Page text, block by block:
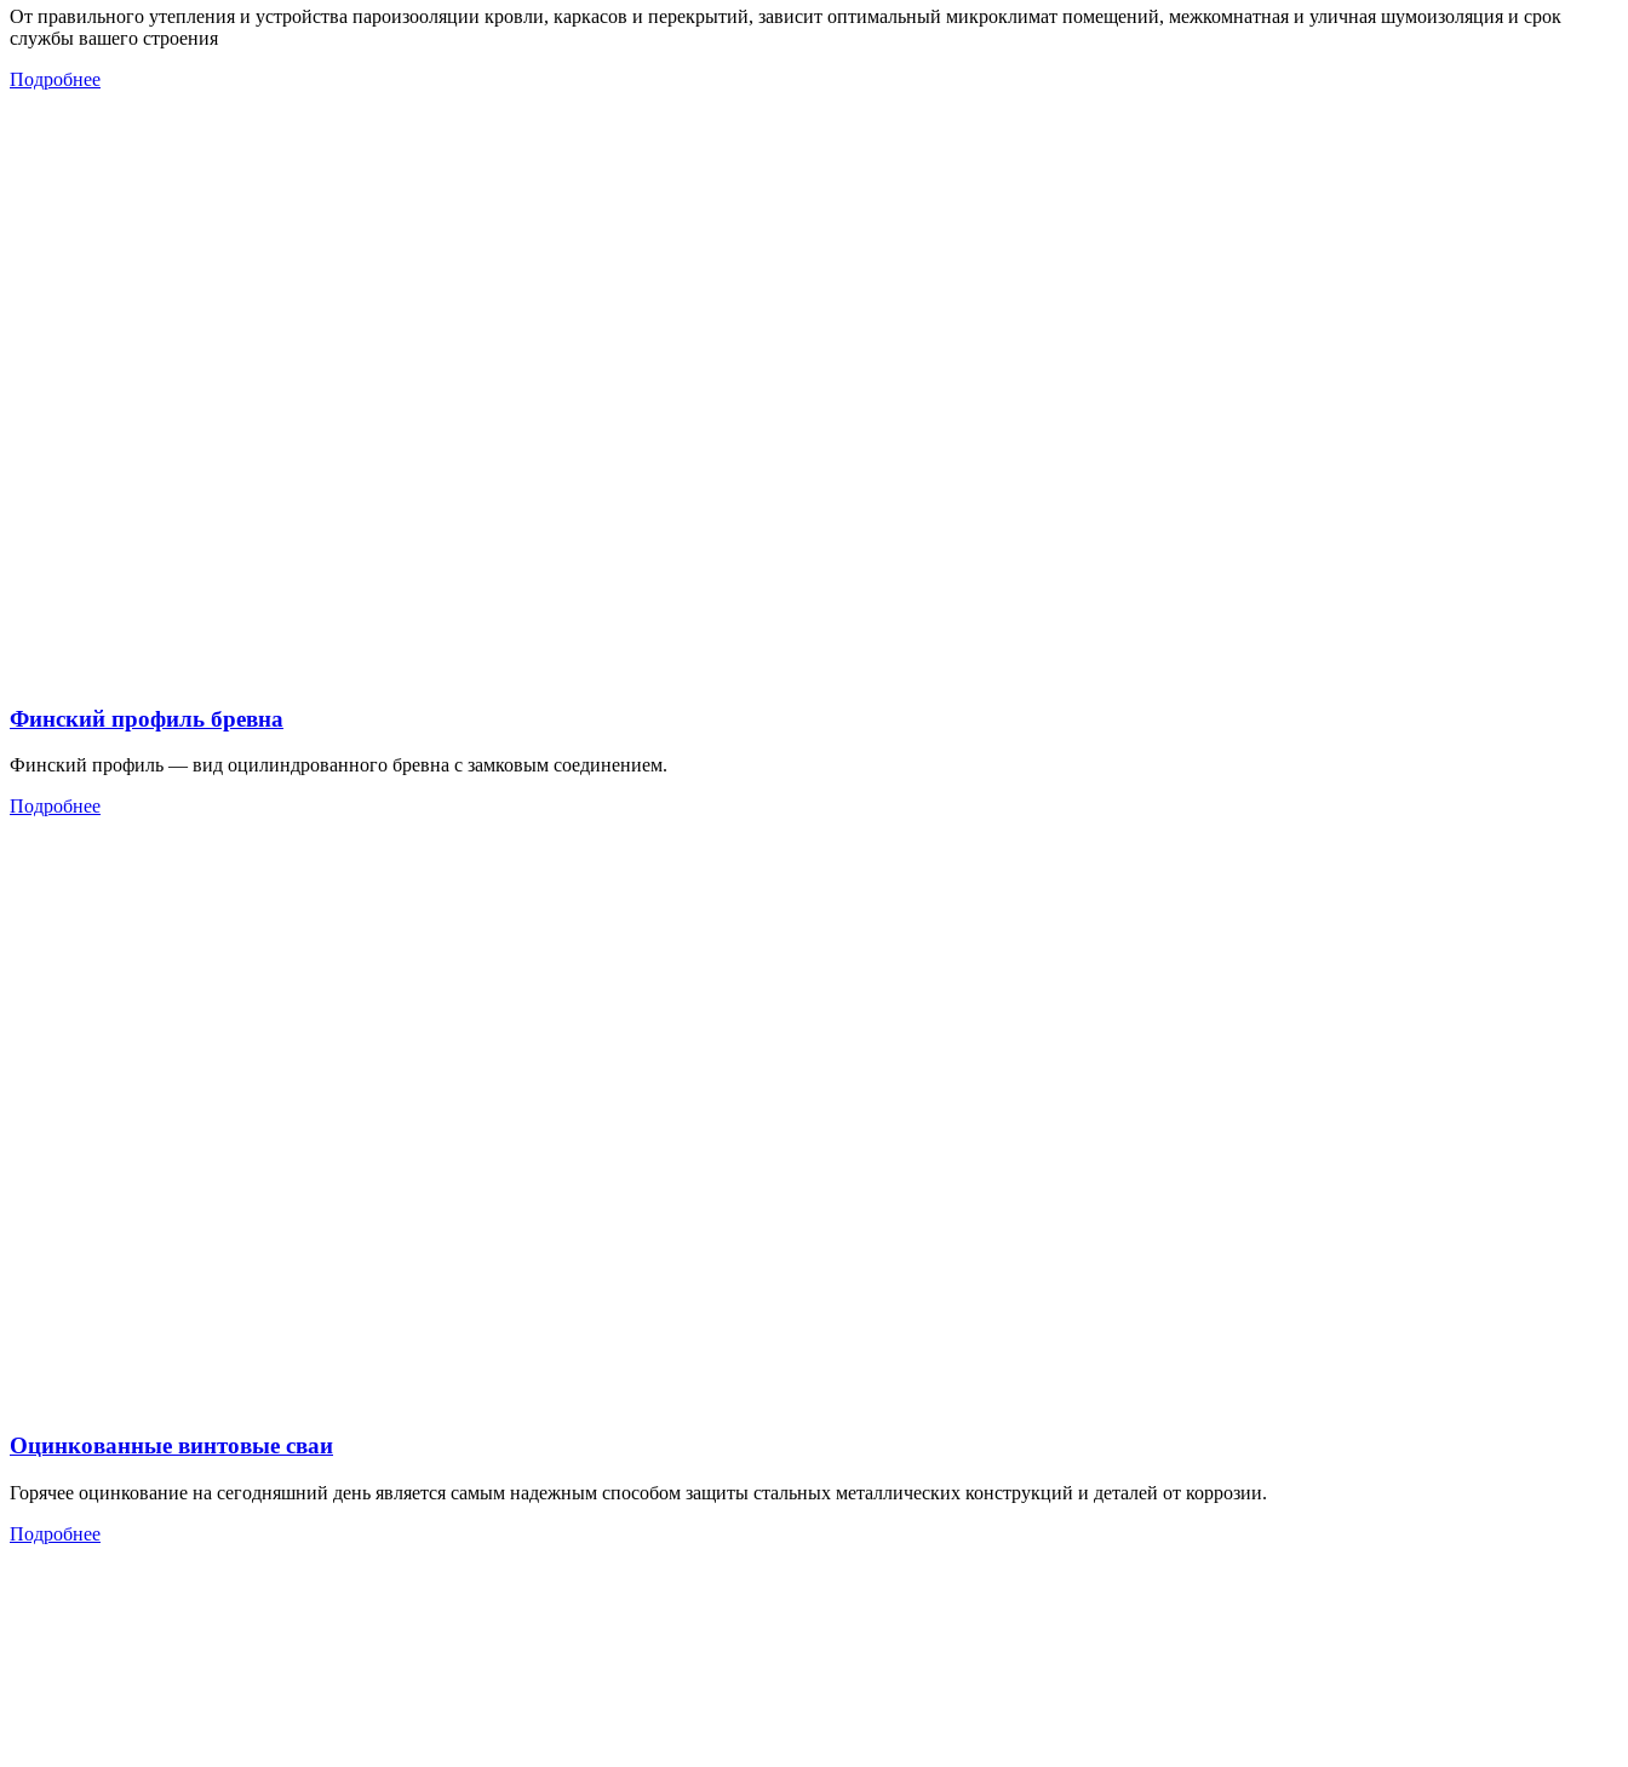
От правильного утепления и устройства пароизооляции кровли, каркасов и перекрытий, зависит оптимальный микроклимат помещений, межкомнатная и уличная шумоизоляция и срок
службы вашего строения
Подробнее
Финский профиль бревна
Финский профиль — вид оцилиндрованного бревна с замковым соединением.
Подробнее
Оцинкованные винтовые сваи
Горячее оцинкование на сегодняшний день является самым надежным способом защиты стальных металлических конструкций и деталей от коррозии.
Подробнее